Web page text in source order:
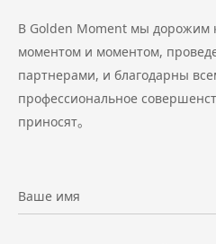
В Golden Moment мы
моментом и моментом,
партнерами, и благодарны
профессиональное
приносят。